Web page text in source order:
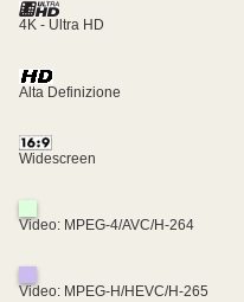
4K - Ultra HD
Alta Definizione
Widescreen
Video: MPEG-4/AVC/H-264
Video: MPEG-H/HEVC/H-265